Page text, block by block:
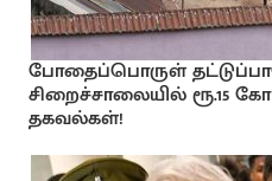
போதைப்பொருள்
சிறைச்சாலையில் ரூ.15
தகவல்கள்!